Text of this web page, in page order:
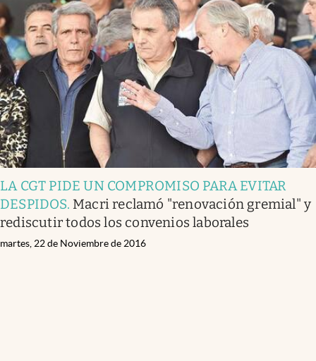
LA CGT PIDE UN COMPROMISO PARA EVITAR
DESPIDOS. Macri reclamó "renovación gremial" y
rediscutir todos los convenios laborales
martes, 22 de Noviembre de 2016